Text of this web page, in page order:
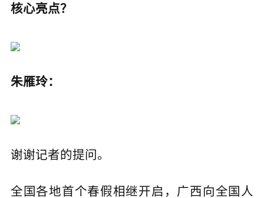
核心亮点？
朱雁玲：
谢谢记者的提问。
全国各地首个春假相继开启，广西向全国人